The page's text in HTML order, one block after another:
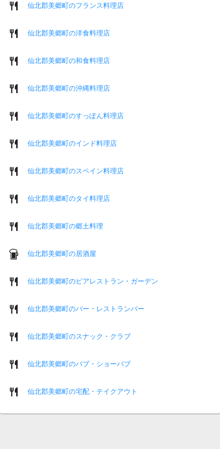
仙北郡美郷町のフランス料理店
仙北郡美郷町の洋食料理店
仙北郡美郷町の和食料理店
仙北郡美郷町の沖縄料理店
仙北郡美郷町のすっぽん料理店
仙北郡美郷町のインド料理店
仙北郡美郷町のスペイン料理店
仙北郡美郷町のタイ料理店
仙北郡美郷町の郷土料理
仙北郡美郷町の居酒屋
仙北郡美郷町のビアレストラン・ガーデン
仙北郡美郷町のバー・レストランバー
仙北郡美郷町のスナック・クラブ
仙北郡美郷町のパブ・ショーパブ
仙北郡美郷町の宅配・テイクアウト